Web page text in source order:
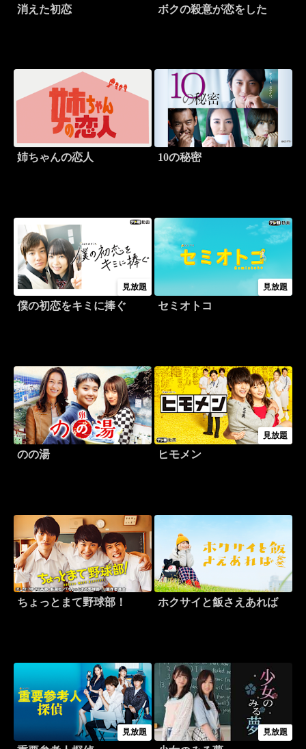
消えた初恋 ボクの殺意が恋をした
姉ちゃんの恋人 10の秘密
見放題
僕の初恋をキミに捧ぐ
見放題
セミオトコ
のの湯
見放題
ヒモメン
ちょっとまて野球部！ ホクサイと飯さえあれば
見放題 見放題